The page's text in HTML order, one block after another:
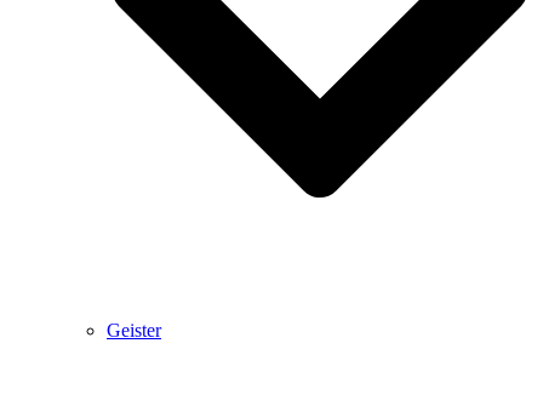
Geister